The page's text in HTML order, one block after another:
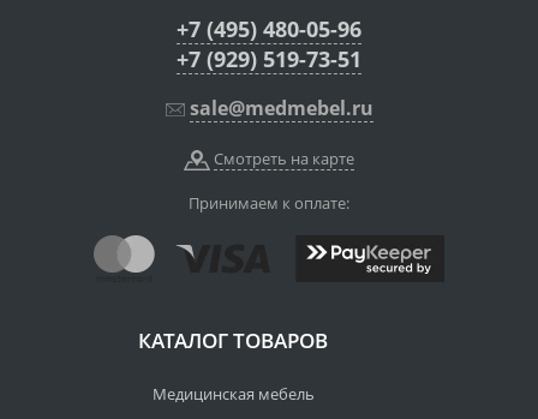
+7 (495) 480-05-96
+7 (929) 519-73-51
sale@medmebel.ru
Смотреть на карте
Принимаем к оплате:
КАТАЛОГ ТОВАРОВ
Медицинская мебель